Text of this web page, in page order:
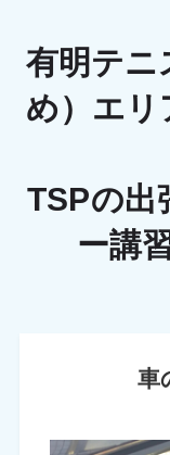
有明テニ
め）エリ
TSPの出
ー講
車